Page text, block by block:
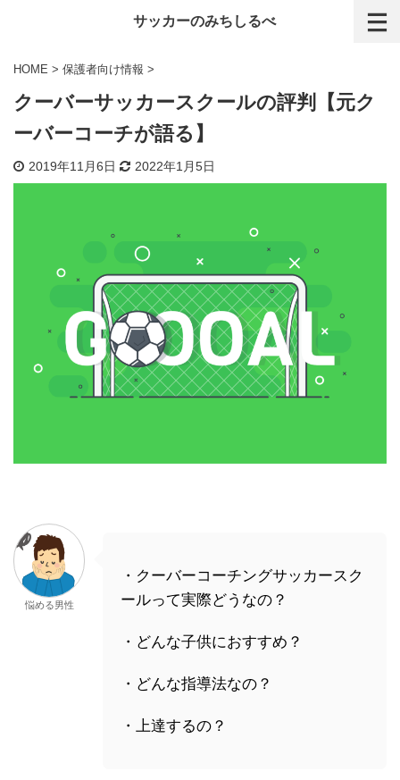
サッカーのみちしるべ
HOME > 保護者向け情報 >
クーバーサッカースクールの評判【元ク
ーバーコーチが語る】
2019年11月6日 2022年1月5日
悩める男性
・クーバーコーチングサッカースク
ールって実際どうなの？
・どんな子供におすすめ？
・どんな指導法なの？
・上達するの？